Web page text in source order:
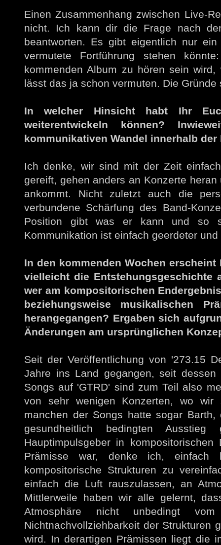
Einen Zusammenhang zwischen Live-
nicht. Ich kann dir die Frage nach
beantworten. Es gibt eigentlich nur
vermutete Fortführung stehen
kommenden Album zu hören sein
lässt das ja schon vermuten. Die
In welcher Hinsicht habt Ihr
weiterentwickeln können?
kommunikativen Wandel innerhalb der
Ich denke, wir sind mit der Zeit
gereift, gehen anders an Konzerte
ankommt. Nicht zuletzt auch die
verbundene Schärfung des Band-
Position gibt was er kann und so
Kommunikation ist einfach geerdeter
In den kommenden Wochen
vielleicht die Entstehungsgeschichte
wer am kompositorischen
beziehungsweise musikalischen
herangegangen? Ergaben sich
Änderungen am ursprünglichen
Seit der Veröffentlichung von '273.15
Jahre ins Land gegangen, seit
Songs auf 'GTRD' sind zum Teil also
von sehr wenigen Konzerten, wo
manchen der Songs hatte sogar
gesundheitlich bedingten
Hauptimpulsgeber in
Prämisse war, denke ich,
kompositorische Strukturen zu
einfach die Luft rauszulassen, an
Mittlerweile haben wir alle gelernt,
Atmosphäre nicht unbedingt
Nichtnachvollziehbarkeit der Strukturen
wird. In derartigen Prämissen liegt die